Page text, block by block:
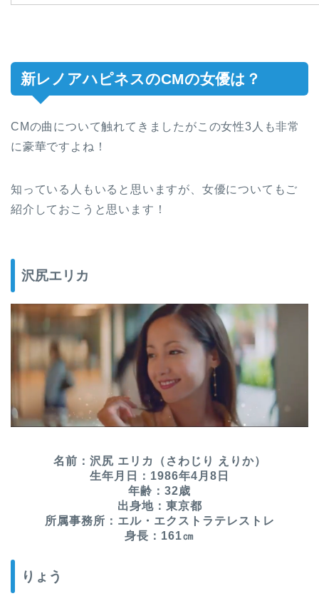
新レノアハピネスのCMの女優は？
CMの曲について触れてきましたがこの女性3人も非常
に豪華ですよね！
知っている人もいると思いますが、女優についてもご
紹介しておこうと思います！
沢尻エリカ
名前：沢尻 エリカ（さわじり えりか）
生年月日：1986年4月8日
年齢：32歳
出身地：東京都
所属事務所：エル・エクストラテレストレ
身長：161㎝
りょう